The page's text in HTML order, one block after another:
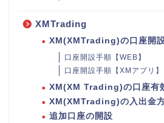
XMTrading
XM(XMTrading)の口座開
口座開設手順【WEB】
口座開設手順【XMアプリ】
XM(XM Trading)の口座有
XM(XMTrading)の入出金
追加口座の開設